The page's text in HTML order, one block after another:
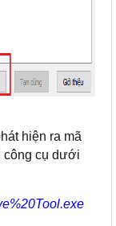
hiện ra mã
công cụ dưới